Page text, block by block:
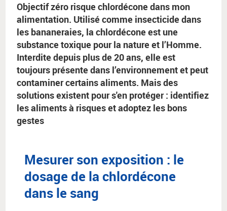
Objectif zéro risque chlordécone dans mon
alimentation. Utilisé comme insecticide dans
les bananeraies, la chlordécone est une
substance toxique pour la nature et l’Homme.
Interdite depuis plus de 20 ans, elle est
toujours présente dans l’environnement et peut
contaminer certains aliments. Mais des
solutions existent pour s'en protéger : identifiez
les aliments à risques et adoptez les bons
gestes
Mesurer son exposition : le
dosage de la chlordécone
dans le sang